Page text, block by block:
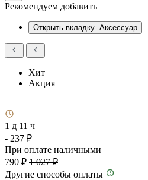
Рекомендуем добавить
Открыть вкладку Аксессуар
Хит
Акция
1 д 11 ч
- 237 ₽
При оплате наличными
790 ₽ 1 027 ₽
Другие способы оплаты